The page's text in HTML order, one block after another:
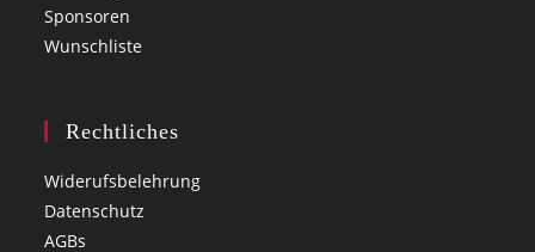
Sponsoren
Wunschliste
Rechtliches
Widerufsbelehrung
Datenschutz
AGBs